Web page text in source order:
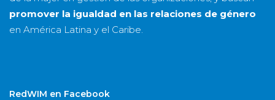
promover la igualdad en las relaciones de género
en América Latina y el Caribe.
RedWIM en Facebook